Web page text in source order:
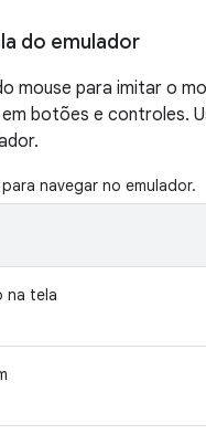
do emulador
mouse para imitar o
botões e controles.
navegar no emulador.
na tela